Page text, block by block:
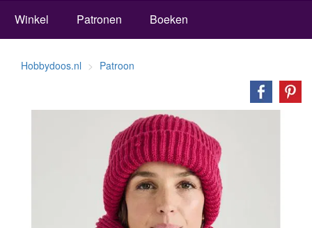
Winkel Patronen Boeken
Hobbydoos.nl Patroon